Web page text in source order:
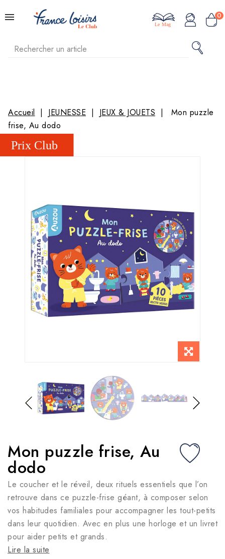
0
Le Mag
Accueil JEUNESSE JEUX & JOUETS
Mon puzzle
frise, Au dodo
Mon puzzle frise, Au
dodo
Le coucher et le réveil, deux rituels essentiels que l’on
retrouve dans ce puzzle-frise géant, à composer selon
vos habitudes familiales pour accompagner les tout-petits
dans leur quotidien. Avec en plus une horloge et un livret
pour aider petits et grands.
Lire la suite